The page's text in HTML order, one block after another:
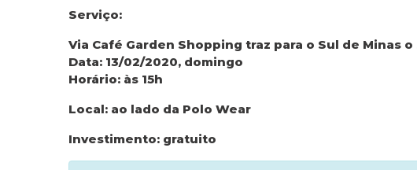
Serviço:
Via Café Garden Shopping traz para o Sul de Minas o
Data: 13/02/2020, domingo
Horário: às 15h
Local: ao lado da Polo Wear
Investimento: gratuito